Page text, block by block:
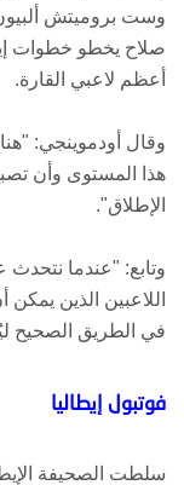
وست بروميتش
صلاح يخطو خطوات
أعظم لاعبي القارة.
وقال أودموينجي:
هذا المستوى وأن
الإطلاق".
وتابع: "عندما
اللاعبين الذين
في الطريق الصحيح
فوتبول إيطاليا
سلطت الصحيفة